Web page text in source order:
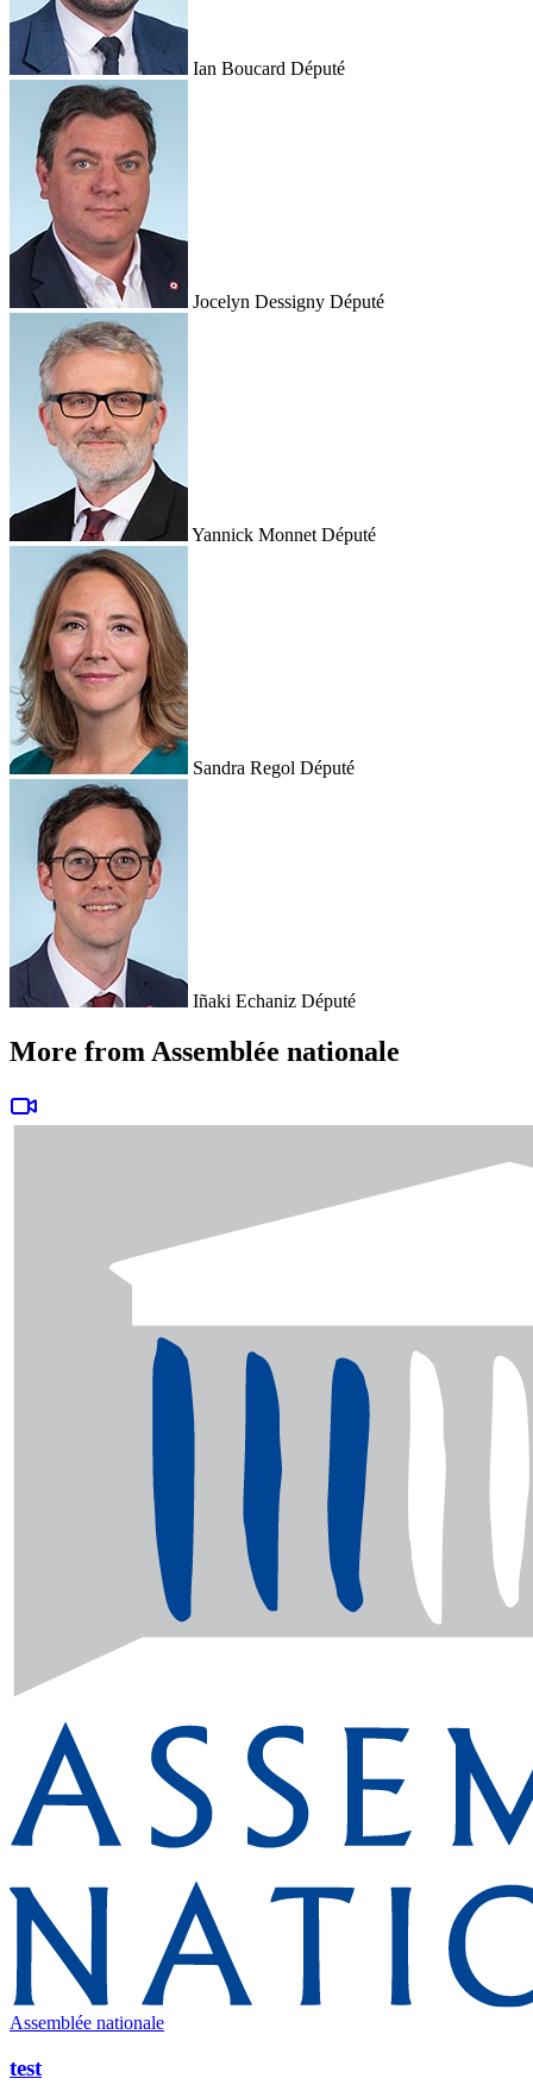
Ian Boucard Député
Jocelyn Dessigny Député
Yannick Monnet Député
Sandra Regol Député
Iñaki Echaniz Député
More from Assemblée nationale
Assemblée nationale
test